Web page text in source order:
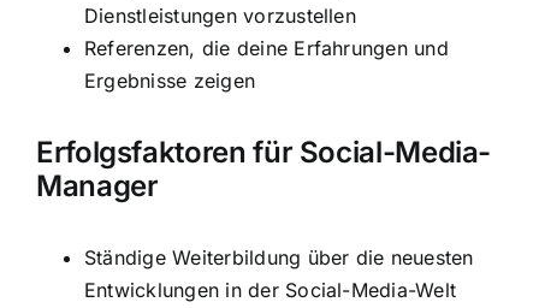
Dienstleistungen vorzustellen
Referenzen, die deine Erfahrungen und
Ergebnisse zeigen
Erfolgsfaktoren für Social-Media-
Manager
Ständige Weiterbildung über die neuesten
Entwicklungen in der Social-Media-Welt